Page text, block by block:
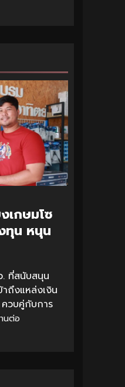
เกษมโซ
ทุน หนุน
. ที่สนับสนุน
าถึงแหล่งเงิน
วบคู่กับการ
นต่อ